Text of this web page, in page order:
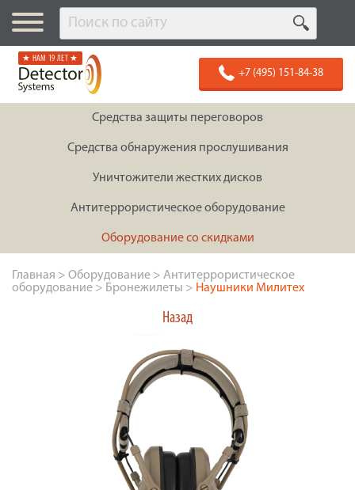
★ НАМ 19 ЛЕТ ★
+7 (495) 151-84-38
Средства защиты переговоров
Средства обнаружения прослушивания
Уничтожители жестких дисков
Антитеррористическое оборудование
Оборудование со скидками
Главная > Оборудование > Антитеррористическое
оборудование > Бронежилеты > Наушники Милитех
Назад